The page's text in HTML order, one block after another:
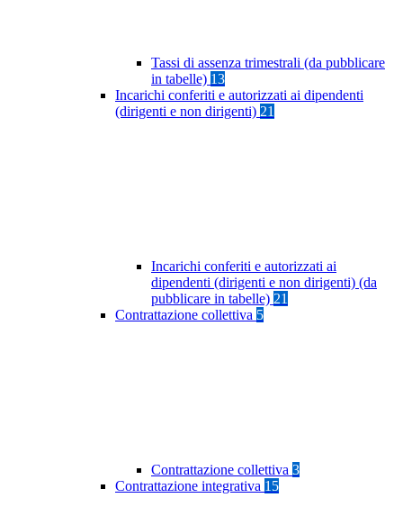
Tassi di assenza trimestrali (da pubblicare
in tabelle) 13
Incarichi conferiti e autorizzati ai dipendenti
(dirigenti e non dirigenti) 21
Incarichi conferiti e autorizzati ai
dipendenti (dirigenti e non dirigenti) (da
pubblicare in tabelle) 21
Contrattazione collettiva 5
Contrattazione collettiva 3
Contrattazione integrativa 15